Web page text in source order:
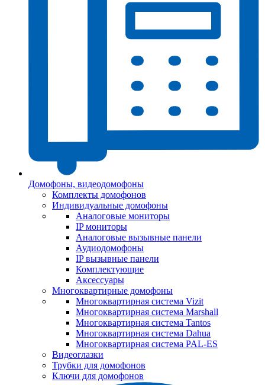
Домофоны, видеодомофоны
Комплекты домофонов
Индивидуальные домофоны
Аналоговые мониторы
IP мониторы
Аналоговые вызывные панели
Аудиодомофоны
IP вызывные панели
Комплектующие
Аксессуары
Многоквартирные домофоны
Многоквартирная система Vizit
Многоквартирная система Marshall
Многоквартирная система Tantos
Многоквартирная система Dahua
Многоквартирная система PAL-ES
Видеоглазки
Трубки для домофонов
Ключи для домофонов